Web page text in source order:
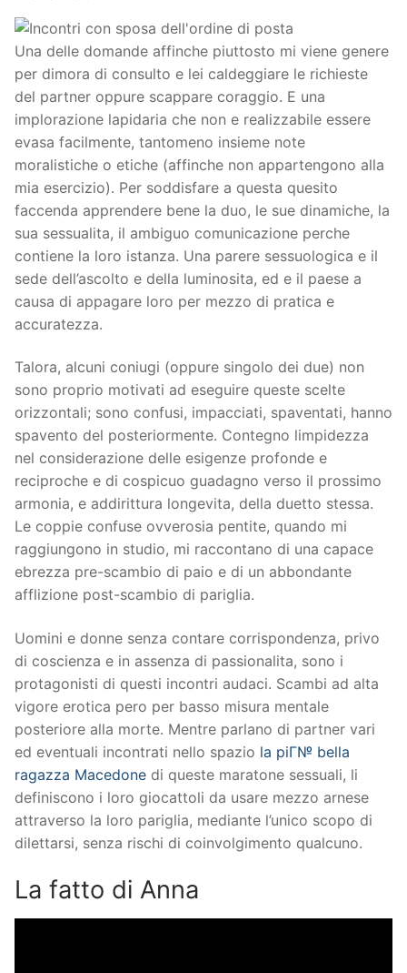
Una delle domande affinche piuttosto mi viene genere
per dimora di consulto e lei caldeggiare le richieste
del partner oppure scappare coraggio. E una
implorazione lapidaria che non e realizzabile essere
evasa facilmente, tantomeno insieme note
moralistiche o etiche (affinche non appartengono alla
mia esercizio). Per soddisfare a questa quesito
faccenda apprendere bene la duo, le sue dinamiche, la
sua sessualita, il ambiguo comunicazione perche
contiene la loro istanza. Una parere sessuologica e il
sede dell’ascolto e della luminosita, ed e il paese a
causa di appagare loro per mezzo di pratica e
accuratezza.
Talora, alcuni coniugi (oppure singolo dei due) non
sono proprio motivati ad eseguire queste scelte
orizzontali; sono confusi, impacciati, spaventati, hanno
spavento del posteriormente. Contegno limpidezza
nel considerazione delle esigenze profonde e
reciproche e di cospicuo guadagno verso il prossimo
armonia, e addirittura longevita, della duetto stessa.
Le coppie confuse ovverosia pentite, quando mi
raggiungono in studio, mi raccontano di una capace
ebrezza pre-scambio di paio e di un abbondante
afflizione post-scambio di pariglia.
Uomini e donne senza contare corrispondenza, privo
di coscienza e in assenza di passionalita, sono i
protagonisti di questi incontri audaci. Scambi ad alta
vigore erotica pero per basso misura mentale
posteriore alla morte. Mentre parlano di partner vari
ed eventuali incontrati nello spazio la piГ№ bella
ragazza Macedone di queste maratone sessuali, li
definiscono i loro giocattoli da usare mezzo arnese
attraverso la loro pariglia, mediante l’unico scopo di
dilettarsi, senza rischi di coinvolgimento qualcuno.
La fatto di Anna